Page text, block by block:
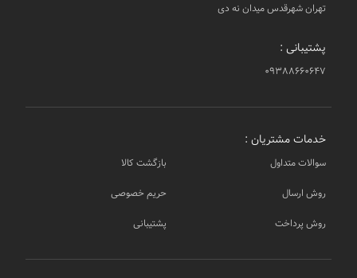
تهران شهرقدس میدان نه دی
پشتیبانی :
۰۹۳۸۸۶۶۰۶۴۷
خدمات مشتریان :
سوالات متداول
بازگشت کالا
روش ارسال
حریم خصوصی
روش پرداخت
پشتیبانی